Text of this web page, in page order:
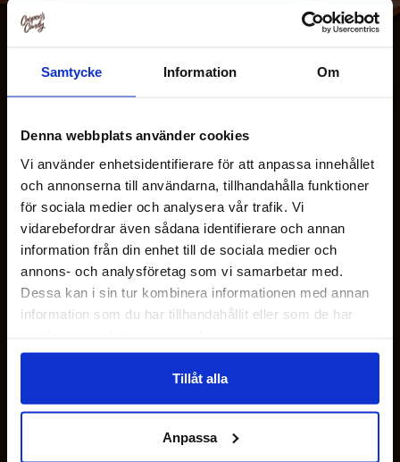
Samtycke Information Om
Denna webbplats använder cookies
Vi använder enhetsidentifierare för att anpassa innehållet
och annonserna till användarna, tillhandahålla funktioner
för sociala medier och analysera vår trafik. Vi
vidarebefordrar även sådana identifierare och annan
information från din enhet till de sociala medier och
annons- och analysföretag som vi samarbetar med.
Dessa kan i sin tur kombinera informationen med annan
information som du har tillhandahållit eller som de har
Tillåt alla
Anpassa
OM OS
KUNDESERVICE
MINE SIDER